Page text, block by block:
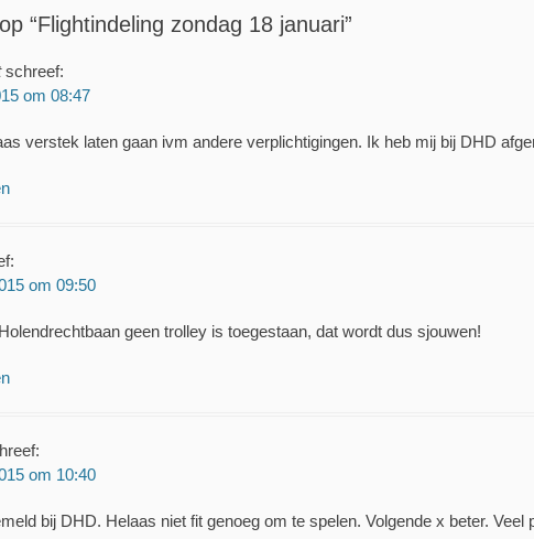
“Flightindeling zondag 18 januari”
schreef:
om 08:47
verstek laten gaan ivm andere verplichtigingen. Ik heb mij bij DHD
om 09:50
geen trolley is toegestaan, dat wordt dus sjouwen!
om 10:40
bij DHD. Helaas niet fit genoeg om te spelen. Volgende x beter. Veel